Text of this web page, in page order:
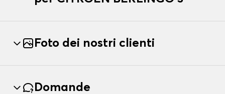
Foto dei nostri clienti
Domande